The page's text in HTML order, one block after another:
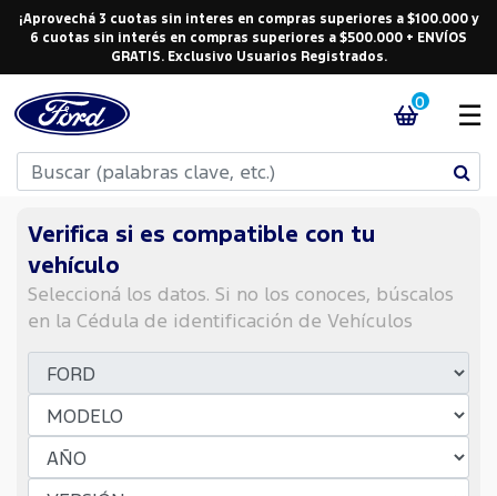
¡Aprovechá 3 cuotas sin interes en compras superiores a $100.000 y
6 cuotas sin interés en compras superiores a $500.000 + ENVÍOS
GRATIS. Exclusivo Usuarios Registrados.
0 ☰
Verifica si es compatible con tu
vehículo
Seleccioná los datos. Si no los conoces, búscalos
en la Cédula de identificación de Vehículos